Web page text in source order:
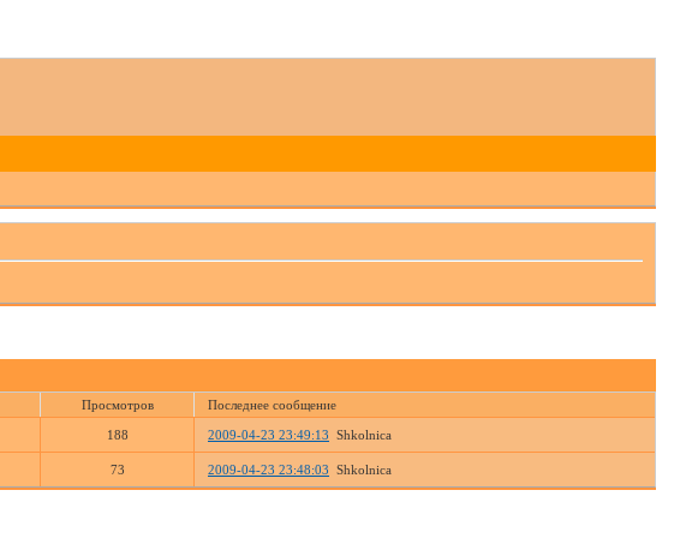
Просмотров Последнее сообщение
188 2009-04-23 23:49:13 Shkolnica
73 2009-04-23 23:48:03 Shkolnica